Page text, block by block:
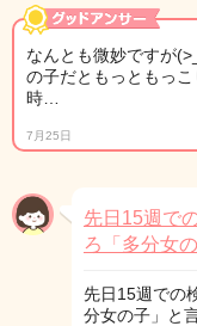
なんとも微妙ですが
の子だともっともっ
時…
7月25日
先日15週で
ろ「多分女
先日15週での
分女の子」と